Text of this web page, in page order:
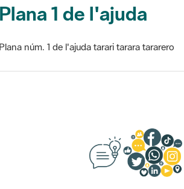
Plana 1 de l'ajuda
Plana núm. 1 de l'ajuda tarari tarara tararero